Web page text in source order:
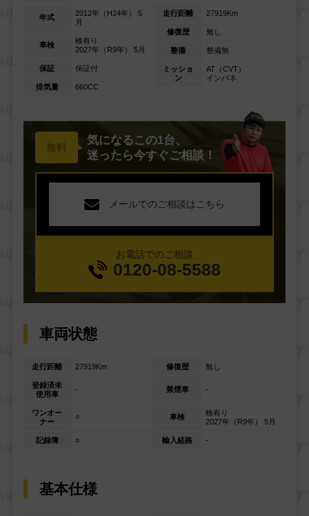
年式
2012年（H24年） 5
月
車検
検有り
2027年（R9年） 5月
保証 保証付
排気量 660CC
走行距離 27919Km
修復歴 無し
整備 整備無
ミッショ
ン
AT（CVT）
インパネ
気になるこの1台、
迷ったら今すぐご相談！
お電話でのご相談
0120-08-5588
メールでのご相談はこちら
車両状態
走行距離 27919Km 修復歴 無し
登録済未
使用車
- 禁煙車 -
ワンオー
ナー
○ 車検
検有り
2027年（R9年） 5月
記録簿 ○ 輸入経路 -
基本仕様